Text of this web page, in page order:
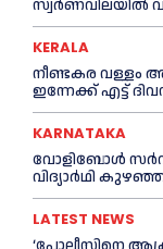
സ്വർണവിലയിൽ
KERALA
നീണ്ടകര വള്ളം
ഇന്നേക്ക് എട്ട്
KARNATAKA
വോളിബോൾ സർവ്
വിദ്യാർഥി
LATEST NEWS